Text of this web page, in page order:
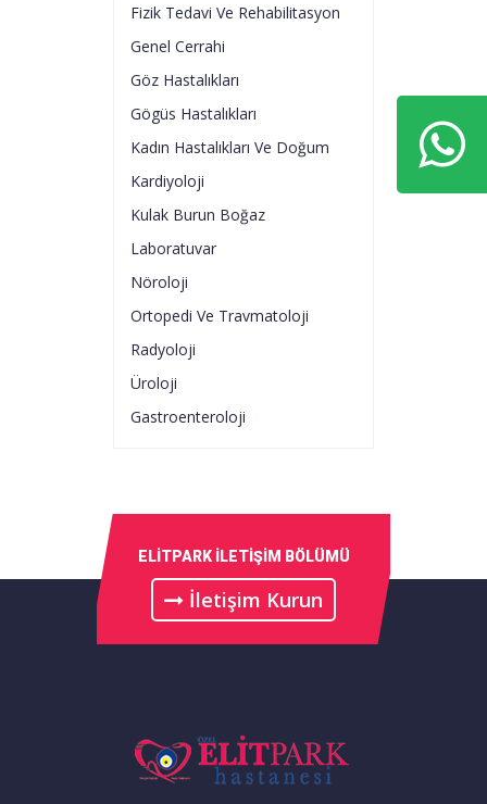
Fizik Tedavi Ve Rehabilitasyon
Genel Cerrahi
Göz Hastalıkları
Gögüs Hastalıkları
Kadın Hastalıkları Ve Doğum
Kardiyoloji
Kulak Burun Boğaz
Laboratuvar
Nöroloji
Ortopedi Ve Travmatoloji
Radyoloji
Üroloji
Gastroenteroloji
ELİTPARK İLETİŞİM BÖLÜMÜ
İletişim Kurun